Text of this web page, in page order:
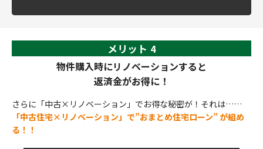
メリット 4
物件購入時にリノベーションすると
返済金がお得に！
さらに「中古×リノベーション」でお得な秘密が！それは……
「中古住宅×リノベーション」で”おまとめ住宅ローン” が組め
る！！